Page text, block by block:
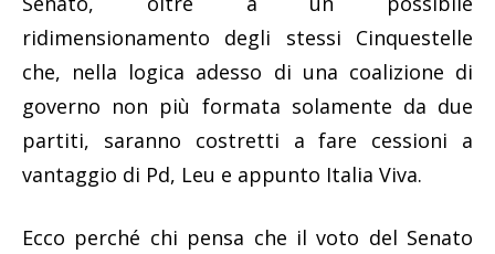
ridimensionamento degli stessi Cinquestelle
che, nella logica adesso di una coalizione di
governo non più formata solamente da due
partiti, saranno costretti a fare cessioni a
vantaggio di Pd, Leu e appunto Italia Viva.
Ecco perché chi pensa che il voto del Senato